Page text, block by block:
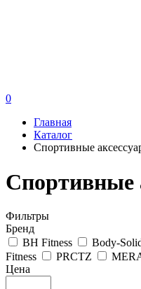
0
Главная
Каталог
Спортивные
Спортивные
Фильтры
Бренд
BH Fitness
Body-
Fitness
PRCTZ
Цена